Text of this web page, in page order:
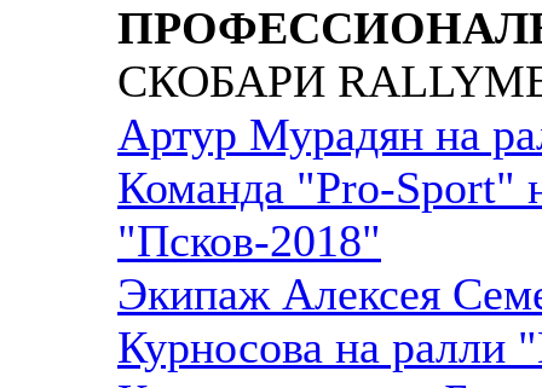
СКОБАРИ
Артур Мурадян на
Команда "Pro-Sport"
"Псков-2018"
Экипаж Алексея
Курносова на ралли